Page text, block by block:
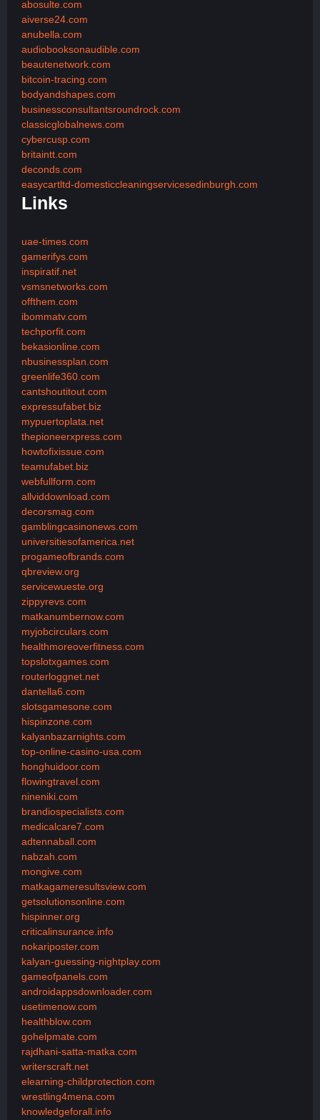
abosulte.com
aiverse24.com
anubella.com
audiobooksonaudible.com
beautenetwork.com
bitcoin-tracing.com
bodyandshapes.com
businessconsultantsroundrock.com
classicglobalnews.com
cybercusp.com
britaintt.com
deconds.com
easycartltd-domesticcleaningservicesedinburgh.com
Links
uae-times.com
gamerifys.com
inspiratif.net
vsmsnetworks.com
offthem.com
ibommatv.com
techporfit.com
bekasionline.com
nbusinessplan.com
greenlife360.com
cantshoutitout.com
expressufabet.biz
mypuertoplata.net
thepioneerxpress.com
howtofixissue.com
teamufabet.biz
webfullform.com
allviddownload.com
decorsmag.com
gamblingcasinonews.com
universitiesofamerica.net
progameofbrands.com
qbreview.org
servicewueste.org
zippyrevs.com
matkanumbernow.com
myjobcirculars.com
healthmoreoverfitness.com
topslotxgames.com
routerloggnet.net
dantella6.com
slotsgamesone.com
hispinzone.com
kalyanbazarnights.com
top-online-casino-usa.com
honghuidoor.com
flowingtravel.com
nineniki.com
brandiospecialists.com
medicalcare7.com
adtennaball.com
nabzah.com
mongive.com
matkagameresultsview.com
getsolutionsonline.com
hispinner.org
criticalinsurance.info
nokariposter.com
kalyan-guessing-nightplay.com
gameofpanels.com
androidappsdownloader.com
usetimenow.com
healthblow.com
gohelpmate.com
rajdhani-satta-matka.com
writerscraft.net
elearning-childprotection.com
wrestling4mena.com
knowledgeforall.info